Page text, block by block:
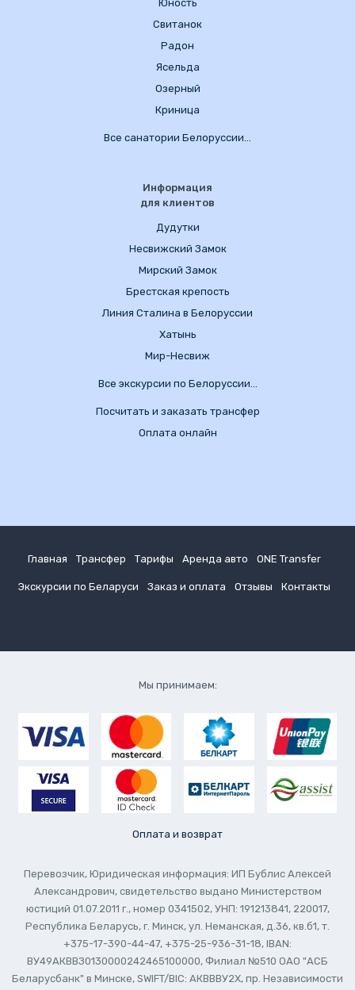
Юность
Свитанок
Радон
Ясельда
Озерный
Криница
Все санатории Белоруссии…
Информация
для клиентов
Дудутки
Несвижский Замок
Мирский Замок
Брестская крепость
Линия Сталина в Белоруссии
Хатынь
Мир-Несвиж
Все экскурсии по Белоруссии…
Посчитать и заказать трансфер
Оплата онлайн
Главная Трансфер Тарифы Аренда авто ONE Transfer
Экскурсии по Беларуси Заказ и оплата Отзывы Контакты
Мы принимаем:
Оплата и возврат
Перевозчик, Юридическая информация: ИП Бублис Алексей
Александрович, свидетельство выдано Министерством
юстиций 01.07.2011 г., номер 0341502, УНП: 191213841, 220017,
Республика Беларусь, г. Минск, ул. Неманская, д.36, кв.б1, т.
+375-17-390-44-47, +375-25-936-31-18, IBAN:
ВУ49АКВВЗ0130000242465100000, Филиал №510 ОАО "АСБ
Беларусбанк" в Минске, SWIFT/BIC: АКВВВУ2Х, пр. Независимости